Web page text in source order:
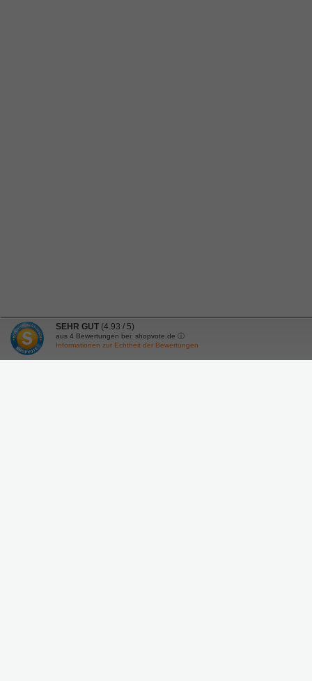
SEHR GUT (4.93 / 5)
aus 4 Bewertungen bei: shopvote.de ⓘ
Informationen zur Echtheit der Bewertungen